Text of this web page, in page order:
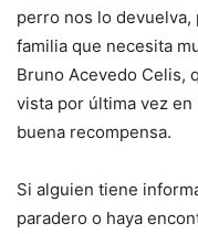
perro nos lo
familia que necesita
Bruno Acevedo Celis,
vista por última vez en
buena recompensa.
Si alguien tiene
paradero o haya